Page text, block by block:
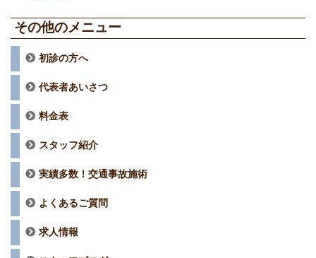
その他のメニュー
初診の方へ
代表者あいさつ
料金表
スタッフ紹介
実績多数！交通事故施術
よくあるご質問
求人情報